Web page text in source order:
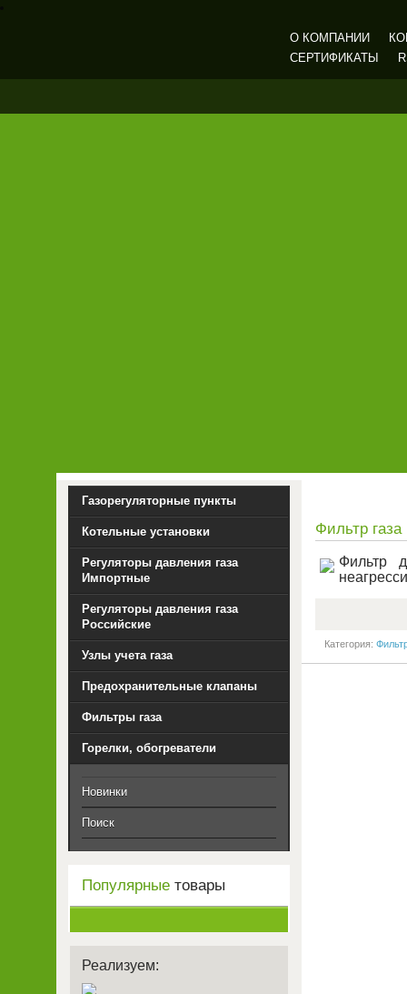
О КОМПАНИИ
СЕРТИФИКАТЫ
Фильтр
Фильтр
Категория:
Газорегуляторные пункты
Котельные установки
Регуляторы давления газа
Импортные
Регуляторы давления газа
Российские
Узлы учета газа
Предохранительные клапаны
Фильтры газа
Горелки, обогреватели
Новинки
Поиск
Популярные товары
Реализуем: